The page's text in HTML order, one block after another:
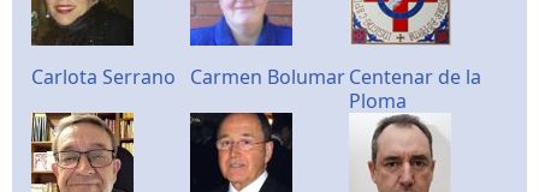
Carlota Serrano Carmen BolumarCentenar de la
Ploma